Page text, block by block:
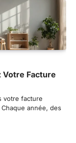
Votre Facture
votre facture
Chaque année, des